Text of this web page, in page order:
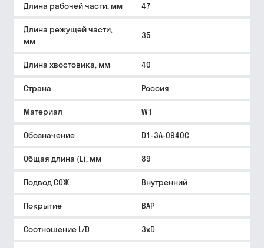
Длина рабочей части, мм 47
Длина режущей части,
мм
35
Длина хвостовика, мм 40
Страна Россия
Материал W1
Обозначение D1-3A-0940C
Общая длина (L), мм 89
Подвод СОЖ Внутренний
Покрытие BAP
Соотношение L/D 3xD